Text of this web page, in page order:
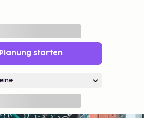
Planung starten